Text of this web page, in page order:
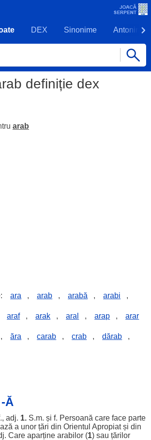
DEX Sinonime Antonime
definiție dex
arab
ara , arab , arabă , arabi ,
araf , arak , aral , arap , arar
, ăra , carab , crab , dărab ,
Ă
adj. 1.S.m. și f. Persoană care face parte
a unor țări din Orientul Apropiatși din
Care aparține arabilor(1) sau țărilor